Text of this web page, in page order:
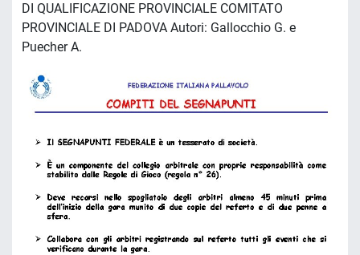
DI QUALIFICAZIONE PROVINCIALE COMITATO
PROVINCIALE DI PADOVA Autori: Gallocchio G. e
Puecher A.